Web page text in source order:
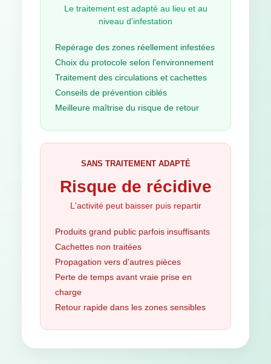
Le traitement est adapté au lieu et au
niveau d'infestation
Repérage des zones réellement infestées
Choix du protocole selon l'environnement
Traitement des circulations et cachettes
Conseils de prévention ciblés
Meilleure maîtrise du risque de retour
SANS TRAITEMENT ADAPTÉ
Risque de récidive
L'activité peut baisser puis repartir
Produits grand public parfois insuffisants
Cachettes non traitées
Propagation vers d'autres pièces
Perte de temps avant vraie prise en
charge
Retour rapide dans les zones sensibles